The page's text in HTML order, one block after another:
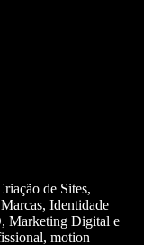
de Sites,
Identidade
Marketing Digital e
motion